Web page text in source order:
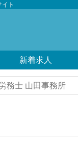
ト
新着求人
務士 山田事務所